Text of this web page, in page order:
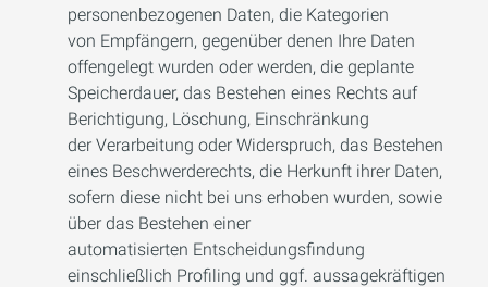
personenbezogenen Daten, die Kategorien
von Empfängern, gegenüber denen Ihre Daten
offengelegt wurden oder werden, die geplante
Speicherdauer, das Bestehen eines Rechts auf
Berichtigung, Löschung, Einschränkung
der Verarbeitung oder Widerspruch, das Bestehen
eines Beschwerderechts, die Herkunft ihrer Daten,
sofern diese nicht bei uns erhoben wurden, sowie
über das Bestehen einer
automatisierten Entscheidungsfindung
einschließlich Profiling und ggf. aussagekräftigen